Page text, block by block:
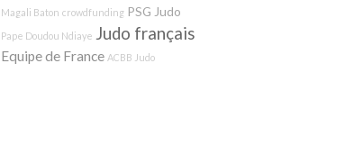
Magali Baton crowdfunding PSG Judo
Pape Doudou Ndiaye Judo français
Equipe de France ACBB Judo